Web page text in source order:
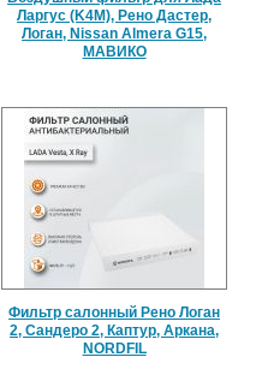
Ларгус (K4M), Рено Дастер,
Логан, Nissan Almera G15,
МАВИКО
Фильтр салонный Рено Логан
2, Сандеро 2, Каптур, Аркана,
NORDFIL